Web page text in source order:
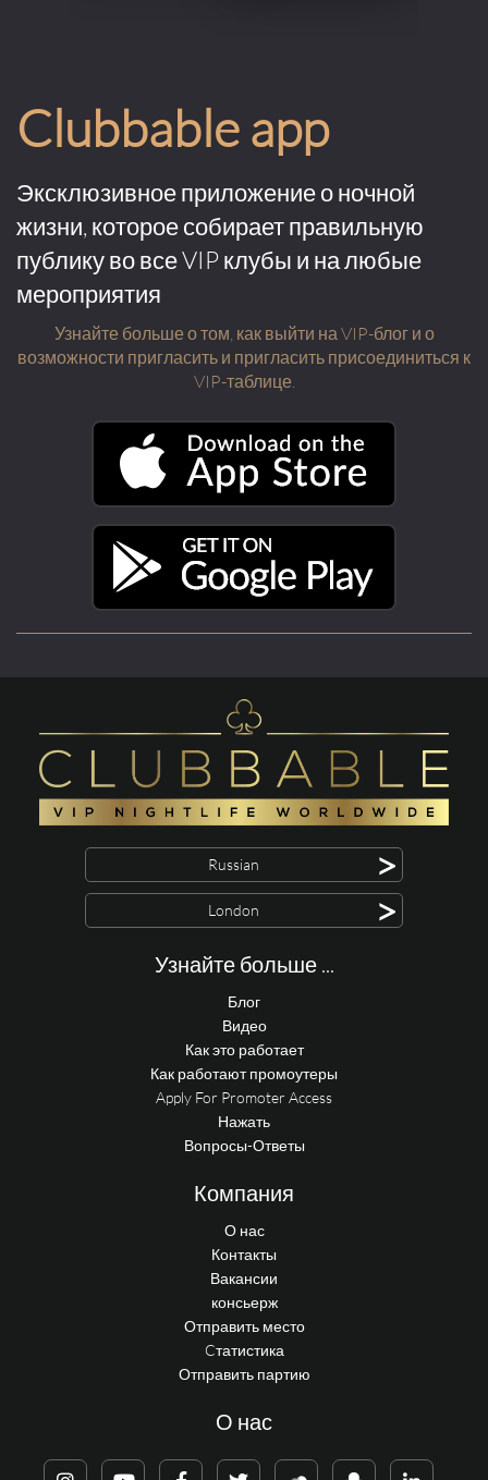
Clubbable app
Эксклюзивное приложение о ночной
жизни, которое собирает правильную
публику во все VIP клубы и на любые
мероприятия
Узнайте больше о том, как выйти на VIP-блог и о
возможности пригласить и пригласить присоединиться к
VIP-таблице.
Russian >
London >
Узнайте больше ...
Блог
Видео
Как это работает
Как работают промоутеры
Apply For Promoter Access
Нажать
Вопросы-Ответы
Компания
О нас
Контакты
Вакансии
консьерж
Отправить место
Cтатистика
Отправить партию
О нас